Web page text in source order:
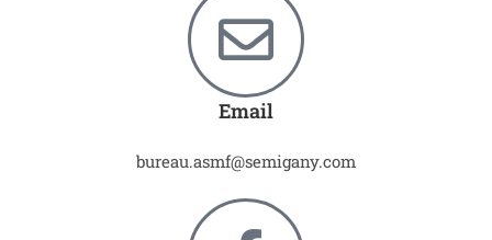
Email
bureau.asmf@semigany.com